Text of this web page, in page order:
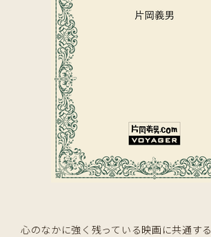
心のなかに強く残っている映画に共通す